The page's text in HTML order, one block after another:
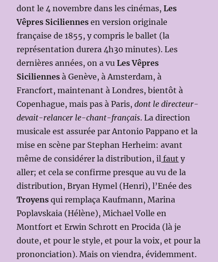
dont le 4 novembre dans les cinémas,Les
Vêpres Siciliennes en version originale
française de 1855, y compris le ballet (la
représentation durera 4h30 minutes). Les
dernières années, on a vuLes Vêpres
Siciliennes à Genève, à Amsterdam, à
Francfort, maintenant à Londres, bientôt à
Copenhague, mais pas à Paris,dont le directeur-
devait-relancer le-chant-français. La direction
musicale est assurée par Antonio Pappano et la
mise en scène par Stephan Herheim: avant
même de considérer la distribution, il faut y
aller; et cela se confirme presque au vu de la
distribution, Bryan Hymel (Henri), l’Enée des
Troyens qui remplaça Kaufmann, Marina
Poplavskaia (Hélène), Michael Volle en
Montfort et Erwin Schrott en Procida (là je
doute, et pour le style, et pour la voix, et pour la
prononciation). Mais on viendra, évidemment.